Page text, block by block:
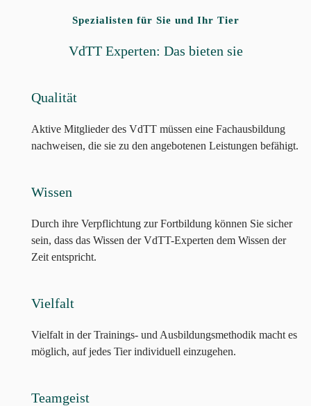
Spezialisten für Sie und Ihr Tier
VdTT Experten: Das bieten sie
Qualität
Aktive Mitglieder des VdTT müssen eine Fachausbildung
nachweisen, die sie zu den angebotenen Leistungen befähigt.
Wissen
Durch ihre Verpflichtung zur Fortbildung können Sie sicher
sein, dass das Wissen der VdTT-Experten dem Wissen der
Zeit entspricht.
Vielfalt
Vielfalt in der Trainings- und Ausbildungsmethodik macht es
möglich, auf jedes Tier individuell einzugehen.
Teamgeist